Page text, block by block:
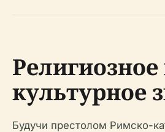
Религиозное
культурное
Будучи престолом Римско-